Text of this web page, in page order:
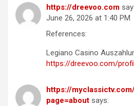
https://dreevoo.com
June 26, 2026 at 1:40 PM
References:
Legiano Casino
https://dreevoo.com/
https://
page=about says: